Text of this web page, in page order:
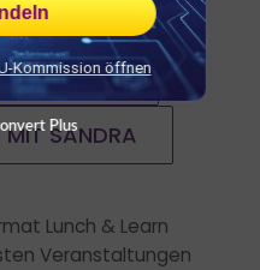
MIT JUDITH
MIT LILIAN
MIT SANDRA
Lunch & Learn
Veranstaltungen
Kommission öffnen
Plus